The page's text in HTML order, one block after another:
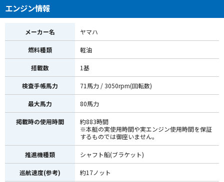
エンジン情報
メーカー名 ヤマハ
燃料種類 軽油
搭載数 1基
検査手帳馬力 71馬力 / 3050rpm(回転数)
最大馬力 80馬力
掲載時の使用時間
約883時間
※本艇の実使用時間や実エンジン使用時間を保証
するものでは御座いません。
推進機種類 シャフト船(ブラケット)
巡航速度(参考) 約17ノット